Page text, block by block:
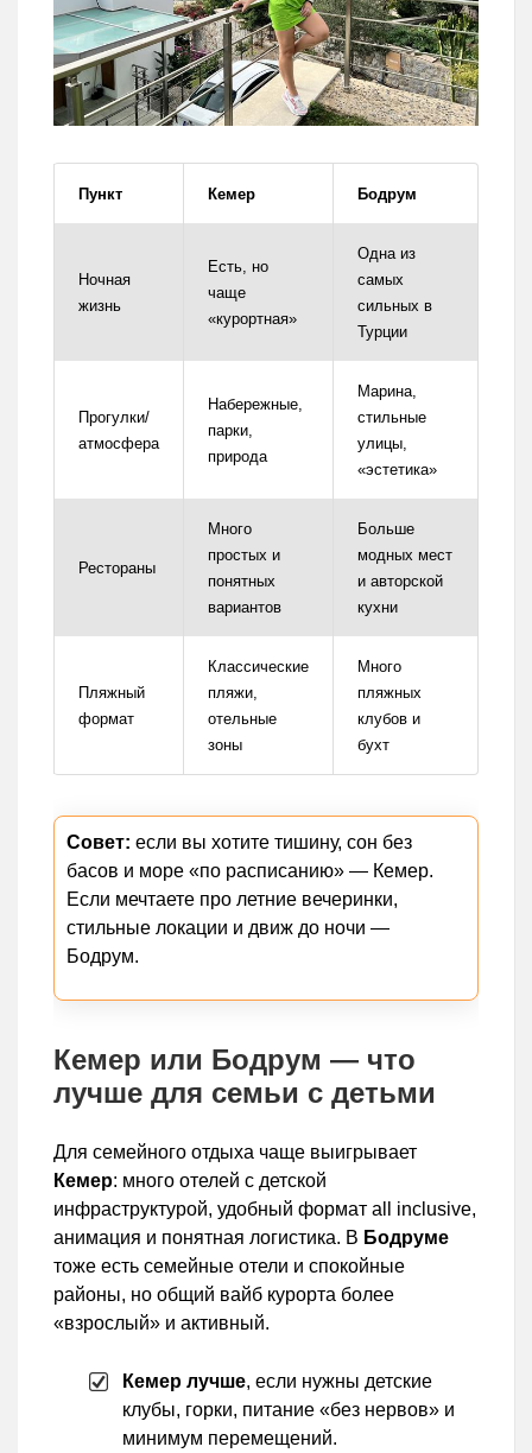
Пункт Кемер Бодрум
Ночная
жизнь
Есть, но
чаще
«курортная»
Одна из
самых
сильных в
Турции
Прогулки/
атмосфера
Набережные,
парки,
природа
Марина,
стильные
улицы,
«эстетика»
Рестораны
Много
простых и
понятных
вариантов
Больше
модных мест
и авторской
кухни
Пляжный
формат
Классические
пляжи,
отельные
зоны
Много
пляжных
клубов и
бухт
Совет: если вы хотите тишину, сон без
басов и море «по расписанию» — Кемер.
Если мечтаете про летние вечеринки,
стильные локации и движ до ночи —
Бодрум.
Кемер или Бодрум — что
лучше для семьи с детьми
Для семейного отдыха чаще выигрывает
Кемер: много отелей с детской
инфраструктурой, удобный формат all inclusive,
анимация и понятная логистика. В Бодруме
тоже есть семейные отели и спокойные
районы, но общий вайб курорта более
«взрослый» и активный.
Кемер лучше, если нужны детские
клубы, горки, питание «без нервов» и
минимум перемещений.